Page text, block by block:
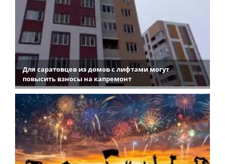
Для саратовцев из домов с лифтами могут
повысить взносы на капремонт